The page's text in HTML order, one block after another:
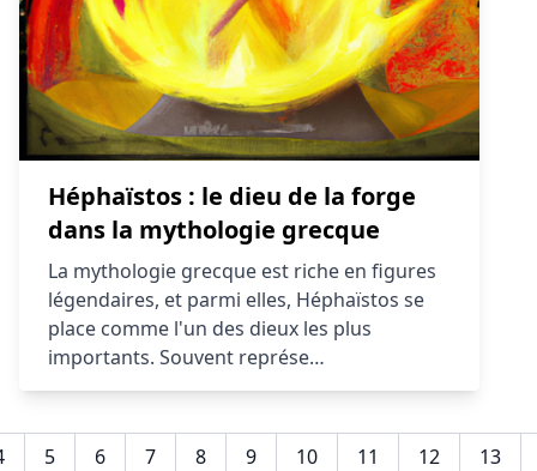
Héphaïstos : le dieu de la forge
dans la mythologie grecque
La mythologie grecque est riche en figures
légendaires, et parmi elles, Héphaïstos se
place comme l'un des dieux les plus
importants. Souvent représe…
5 6 7 8 9 10 11 12 13